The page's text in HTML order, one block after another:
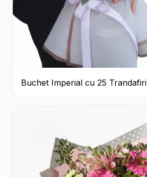
Buchet Imperial cu 25 Trandafiri